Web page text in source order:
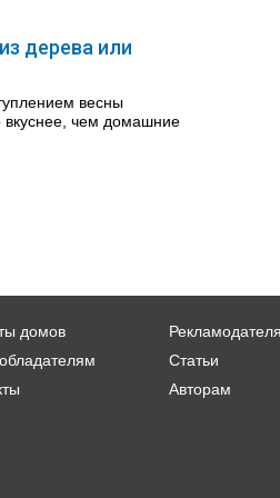
дерева или
весны
вкуснее, чем домашние
домов
Статьи
Авторам